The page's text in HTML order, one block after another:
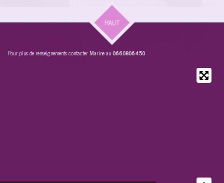
HAUT
Pour plus de renseignements contacter Marine au0660806450